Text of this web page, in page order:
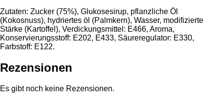
Zutaten: Zucker (75%), Glukosesirup, pflanzliche Öl
(Kokosnuss), hydriertes öl (Palmkern), Wasser, modifizierte
Stärke (Kartoffel), Verdickungsmittel: E466, Aroma,
Konservierungsstoff: E202, E433, Säureregulator: E330,
Farbstoff: E122.
Rezensionen
Es gibt noch keine Rezensionen.